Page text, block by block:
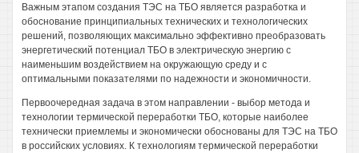
Важным этапом создания ТЭС на ТБО является разработка и
обоснование принципиальных технических и технологических
решений, позволяющих максимально эффективно преобразовать
энергетический потенциал ТБО в электрическую энергию с
наименьшим воздействием на окружающую среду и с
оптимальными показателями по надежности и экономичности.
Первоочередная задача в этом направлении - выбор метода и
технологии термической переработки ТБО, которые наиболее
технически приемлемы и экономически обоснованы для ТЭС на ТБО
в российских условиях. К технологиям термической переработки